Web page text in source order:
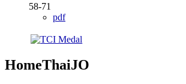
58-71
pdf
HomeThaiJO